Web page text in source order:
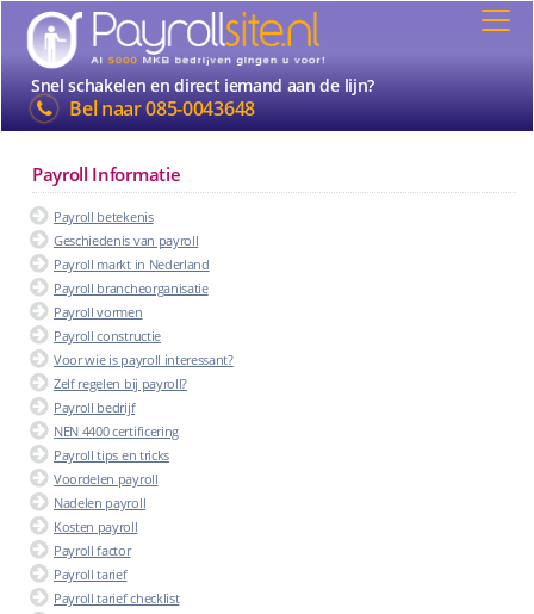
Snel schakelen en direct iemand aan de lijn?
Bel naar085-0043648
Payroll Informatie
Payroll betekenis
Geschiedenis van payroll
Payroll markt in Nederland
Payroll brancheorganisatie
Payroll vormen
Payroll constructie
Voor wie is payroll interessant?
Zelf regelen bij payroll?
Payroll bedrijf
NEN 4400 certificering
Payroll tips en tricks
Voordelen payroll
Nadelen payroll
Kosten payroll
Payroll factor
Payroll tarief
Payroll tarief checklist